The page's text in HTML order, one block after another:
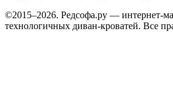
©2015–2026. Редсофа.ру — интернет-
технологичных диван-кроватей. Все